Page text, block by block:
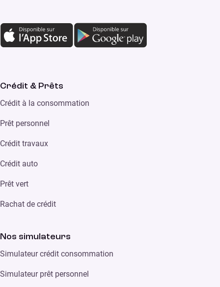
Crédit & Prêts
Crédit à la consommation
Prêt personnel
Crédit travaux
Crédit auto
Prêt vert
Rachat de crédit
Nos simulateurs
Simulateur crédit consommation
Simulateur prêt personnel